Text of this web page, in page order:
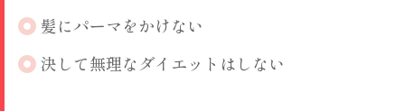
髪にパーマをかけない
決して無理なダイエットはしない